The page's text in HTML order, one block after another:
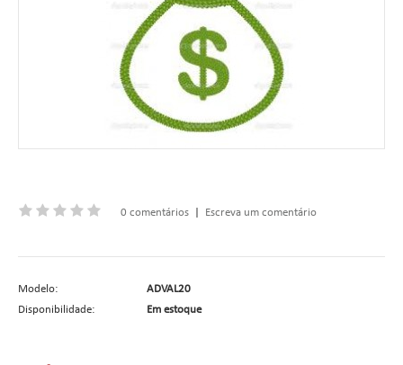
0 comentários Escreva um comentário
Modelo:
ADVAL20
Disponibilidade:
Em estoque